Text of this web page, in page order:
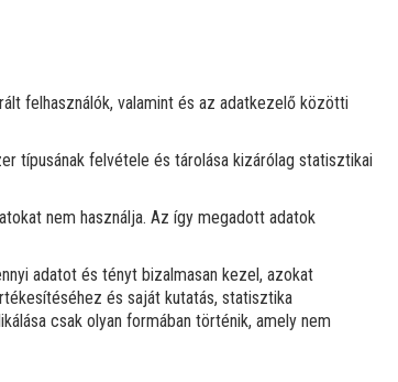
felhasználók, valamint és az adatkezelő közötti
típusának felvétele és tárolása kizárólag statisztikai
nem használja. Az így megadott adatok
adatot és tényt bizalmasan kezel, azokat
és saját kutatás, statisztika
csak olyan formában történik, amely nem